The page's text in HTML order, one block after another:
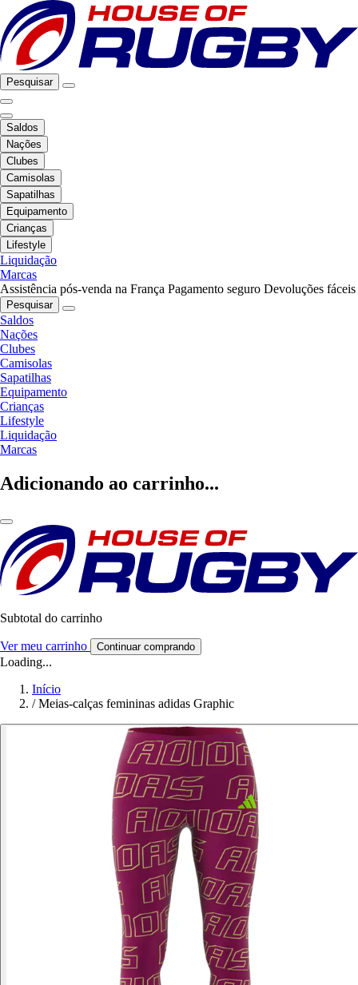
Pesquisar
Saldos
Nações
Clubes
Camisolas
Sapatilhas
Equipamento
Crianças
Lifestyle
Liquidação
Marcas
Assistência pós-venda na França Pagamento seguro Devoluções fáceis
Pesquisar
Saldos
Nações
Clubes
Camisolas
Sapatilhas
Equipamento
Crianças
Lifestyle
Liquidação
Marcas
Adicionando ao carrinho...
Subtotal do carrinho
Ver meu carrinho Continuar comprando
Loading...
Início
/ Meias-calças femininas adidas Graphic